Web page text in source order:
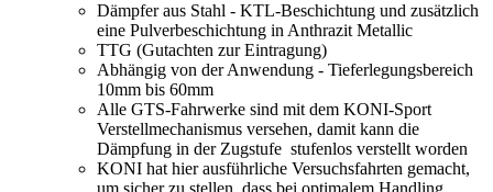
Dämpfer aus Stahl - KTL-Beschichtung und zusätzlich
eine Pulverbeschichtung in Anthrazit Metallic
TTG (Gutachten zur Eintragung)
Abhängig von der Anwendung - Tieferlegungsbereich
10mm bis 60mm
Alle GTS-Fahrwerke sind mit dem KONI-Sport
Verstellmechanismus versehen, damit kann die
Dämpfung in der Zugstufe stufenlos verstellt worden
KONI hat hier ausführliche Versuchsfahrten gemacht,